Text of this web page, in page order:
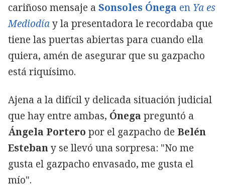
cariñoso mensaje a Sonsoles Ónega en Ya es
Mediodíay la presentadora le recordaba que
tiene las puertas abiertas para cuando ella
quiera, amén de asegurar que su gazpacho
está riquísimo.
Ajena a la difícil y delicada situación judicial
que hay entre ambas, Ónega preguntó a
Ángela Portero por el gazpacho de Belén
Estebany se llevó una sorpresa: "No me
gusta el gazpacho envasado, me gusta el
mío".